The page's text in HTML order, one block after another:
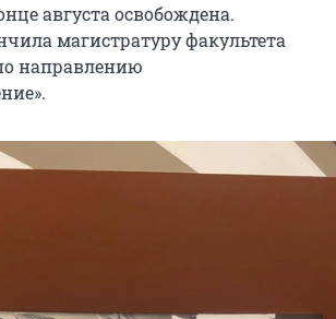
августа освобождена.
магистратуру факультета
направлению